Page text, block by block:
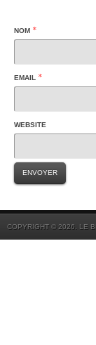
NOM *
EMAIL *
WEBSITE
COPYRIGHT © 2026. LE